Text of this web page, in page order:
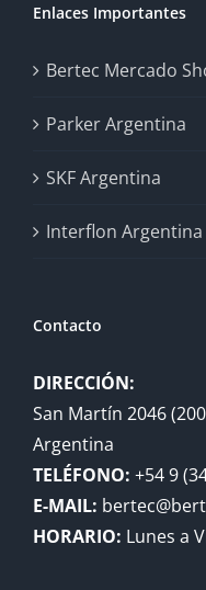
Enlaces Importantes
Bertec Mercado
Parker Argentina
SKF Argentina
Interflon Argentina
Contacto
DIRECCIÓN:
San Martín 2046
Argentina
TELÉFONO: +54 9
E-MAIL:
HORARIO: Lunes a